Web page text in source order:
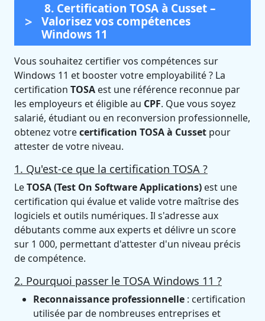
8. Certification TOSA à Cusset –
Valorisez vos compétences
Windows 11
Vous souhaitez certifier vos compétences sur
Windows 11 et booster votre employabilité ? La
certification TOSA est une référence reconnue par
les employeurs et éligible au CPF. Que vous soyez
salarié, étudiant ou en reconversion professionnelle,
obtenez votrecertification TOSA à Cusset pour
attester de votre niveau.
1. Qu'est-ce que la certification TOSA ?
LeTOSA (Test On Software Applications) est une
certification qui évalue et valide votre maîtrise des
logiciels et outils numériques. Il s'adresse aux
débutants comme aux experts et délivre un score
sur 1 000, permettant d'attester d'un niveau précis
de compétence.
2. Pourquoi passer le TOSA Windows 11 ?
Reconnaissance professionnelle : certification
utilisée par de nombreuses entreprises et